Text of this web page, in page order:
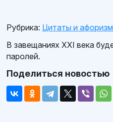
Рубрика: Цитаты и
В завещаниях XXI века
паролей.
Поделиться новостью